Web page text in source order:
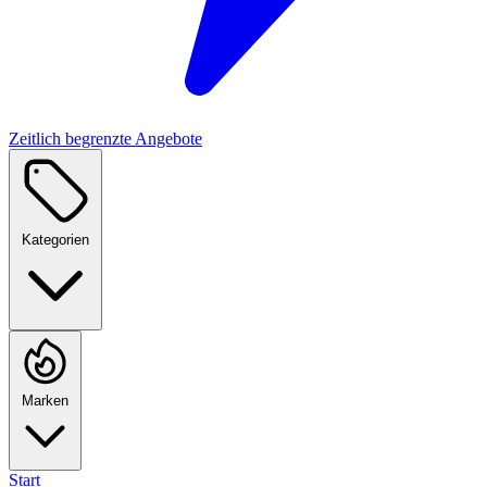
Zeitlich begrenzte Angebote
Kategorien
Marken
Start